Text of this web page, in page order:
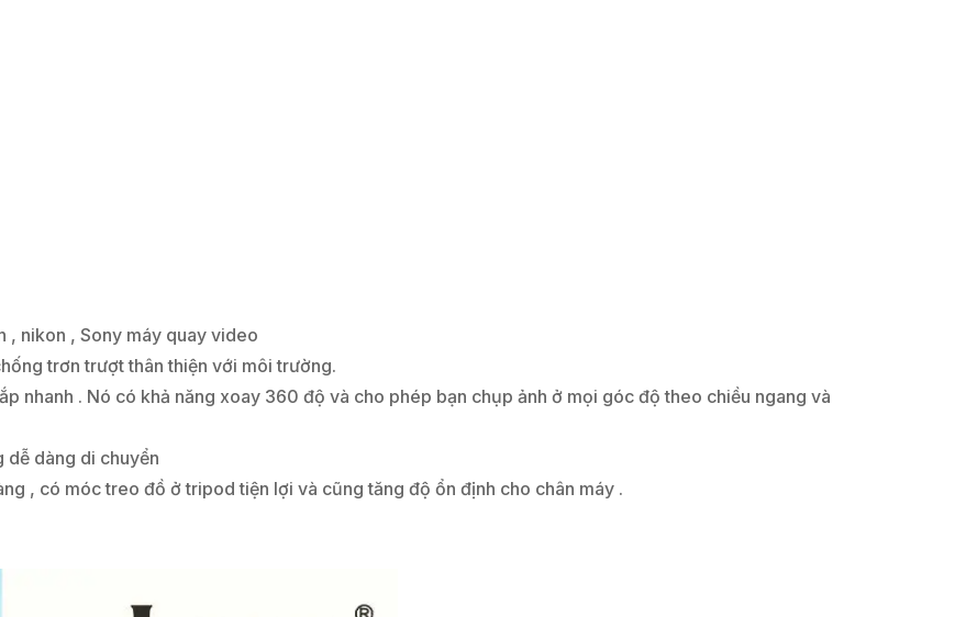
, nikon , Sony máy quay video
trơn trượt thân thiện với môi trường.
nhanh . Nó có khả năng xoay 360 độ và cho phép bạn chụp ảnh ở mọi góc độ theo chiều ngang và
dễ dàng di chuyển
, có móc treo đồ ở tripod tiện lợi và cũng tăng độ ổn định cho chân máy .